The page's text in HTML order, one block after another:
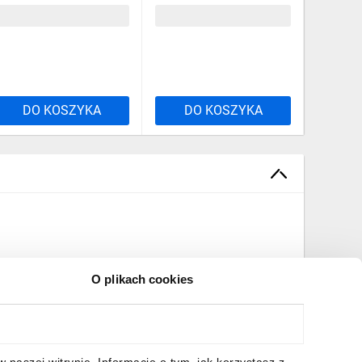
O plikach cookies
DO KOSZYKA DO KOSZYKA